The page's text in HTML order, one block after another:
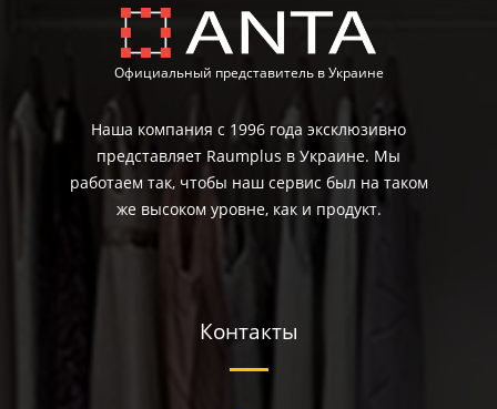
Официальный представитель в Украине
Наша компания с 1996 года эксклюзивно
представляет Raumplus в Украине. Мы
работаем так, чтобы наш сервис был на таком
же высоком уровне, как и продукт.
Контакты